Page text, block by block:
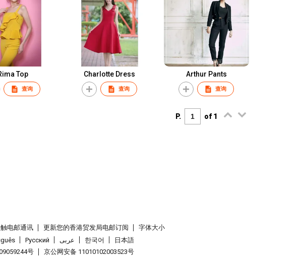
Top
查询
Charlotte Dress
查询
Arthur Pants
查询
P. of 1
电邮通讯 更新您的香港贸发局电邮订阅
字体大小
Pусский عربى 한국어
日本語
号 京公网安备 11010102003523号